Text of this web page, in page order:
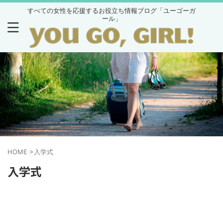
すべての女性を応援するお役立ち情報ブログ「ユーゴーガ
ール」
HOME > 入学式
入学式